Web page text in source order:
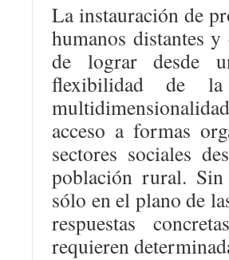
La instauración de
humanos distantes
de lograr desde
flexibilidad de
acceso a formas
sectores sociales
población rural.
sólo en el plano de
respuestas
requieren